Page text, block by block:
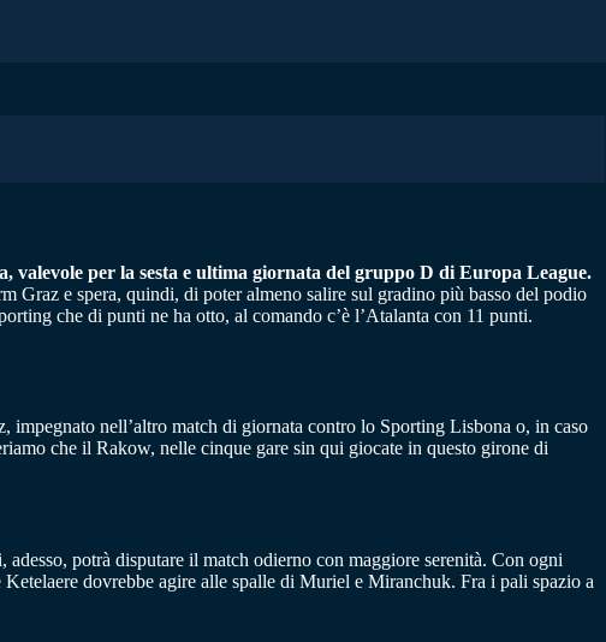
valevole per la sesta e ultima giornata del gruppo D di Europa League.
Graz e spera, quindi, di poter almeno salire sul gradino più basso del podio
che di punti ne ha otto, al comando c’è l’Atalanta con 11 punti.
impegnato nell’altro match di giornata contro lo Sporting Lisbona o, in caso
che il Rakow, nelle cinque gare sin qui giocate in questo girone di
potrà disputare il match odierno con maggiore serenità. Con ogni
dovrebbe agire alle spalle di Muriel e Miranchuk. Fra i pali spazio a